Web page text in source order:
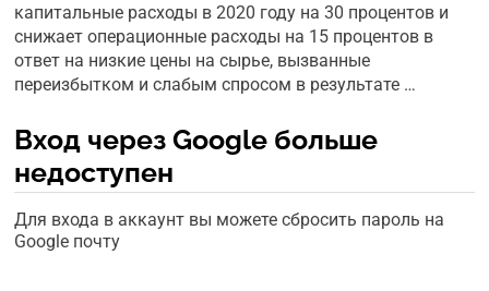
капитальные расходы в 2020 году на 30 процентов и
снижает операционные расходы на 15 процентов в
ответ на низкие цены на сырье, вызванные
переизбытком и слабым спросом в результате …
Вход через Google больше
недоступен
Для входа в аккаунт вы можете сбросить пароль на
Google почту